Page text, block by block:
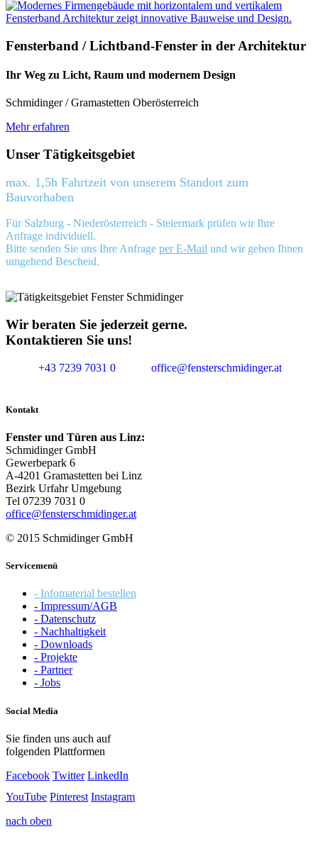
Fensterband / Lichtband-Fenster in der Architektur
Ihr Weg zu Licht, Raum und modernem Design
Schmidinger / Gramastetten Oberösterreich
Mehr erfahren
Unser Tätigkeitsgebiet
max. 1,5h Fahrtzeit von unserem Standort zum
Bauvorhaben
Für Salzburg - Niederösterreich - Steiermark prüfen wir Ihre
Anfrage individuell.
Bitte senden Sie uns Ihre Anfrage per E-Mail und wir geben Ihnen
umgehend Bescheid.
Wir beraten Sie jederzeit gerne.
Kontaktieren Sie uns!
+43 7239 7031 0 office@fensterschmidinger.at
Kontakt
Fenster und Türen aus Linz:
Schmidinger GmbH
Gewerbepark 6
A-4201 Gramastetten bei Linz
Bezirk Urfahr Umgebung
Tel 07239 7031 0
office@fensterschmidinger.at
© 2015 Schmidinger GmbH
Servicemenü
- Infomaterial bestellen
- Impressum/AGB
- Datenschutz
- Nachhaltigkeit
- Downloads
- Projekte
- Partner
- Jobs
Social Media
Sie finden uns auch auf
folgenden Plattformen
Facebook Twitter LinkedIn
YouTube Pinterest Instagram
nach oben